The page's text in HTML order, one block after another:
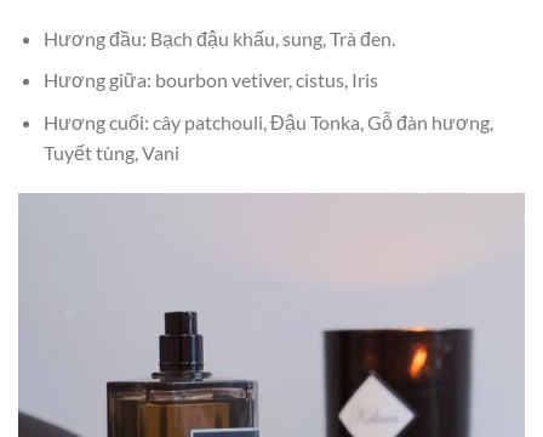
Hương đầu: Bạch đậu khấu, sung, Trà đen.
Hương giữa: bourbon vetiver, cistus, Iris
Hương cuối: cây patchouli, Đậu Tonka, Gỗ đàn hương,
Tuyết tùng, Vani